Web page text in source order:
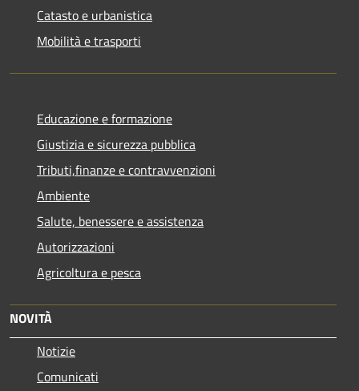
Catasto e urbanistica
Mobilità e trasporti
Educazione e formazione
Giustizia e sicurezza pubblica
Tributi,finanze e contravvenzioni
Ambiente
Salute, benessere e assistenza
Autorizzazioni
Agricoltura e pesca
NOVITÀ
Notizie
Comunicati